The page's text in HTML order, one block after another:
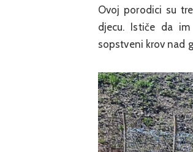
Ovoj porodici su
djecu. Ističe da
sopstveni krov nad